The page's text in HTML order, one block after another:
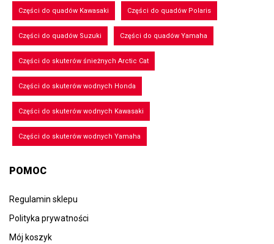
Części do quadów Kawasaki Części do quadów Polaris
Części do quadów Suzuki Części do quadów Yamaha
Części do skuterów śnieżnych Arctic Cat
Części do skuterów wodnych Honda
Części do skuterów wodnych Kawasaki
Części do skuterów wodnych Yamaha
POMOC
Regulamin sklepu
Polityka prywatności
Mój koszyk